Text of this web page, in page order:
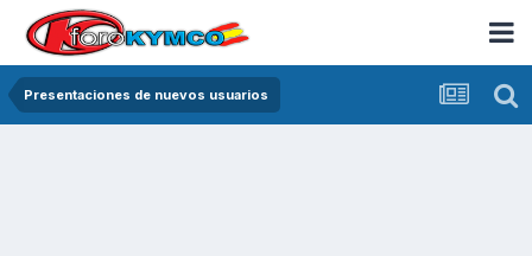
Presentaciones de nuevos usuarios